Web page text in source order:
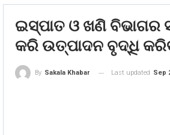
ଇସ୍ପାତ ଓ ଖଣି ବିଭାଗର
କରି ଉତ୍ପାଦନ ବୃଦ୍ଧି
By Sakala Khabar Last updated Sep